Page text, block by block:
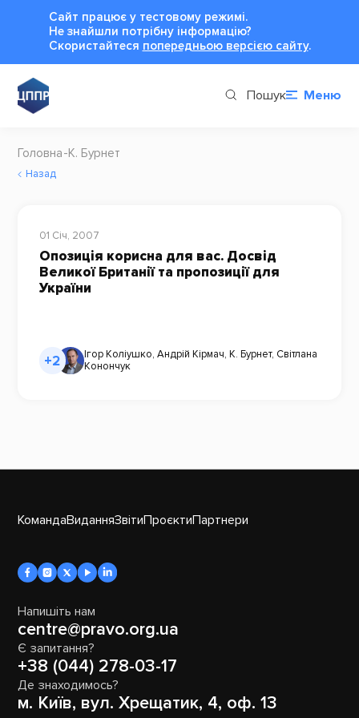
Сайт працює у тестовому режимі.
Не знайшли потрібну інформацію?
Cкористайтеся попередньою версією сайту.
Пошук Меню
Головна К. Бурнет
Назад
01 Січ, 2007
Опозиція корисна для вас. Досвід
Великої Британії та пропозиції для
України
+2 Ігор Коліушко, Андрій Кірмач, К. Бурнет, Світлана
Конончук
КомандаВиданняЗвітиПроєктиПартнери
Напишіть нам
centre@pravo.org.ua
Є запитання?
+38 (044) 278-03-17
Де знаходимось?
м. Київ, вул. Хрещатик, 4, оф. 13